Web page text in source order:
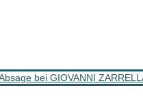
bei GIOVANNI